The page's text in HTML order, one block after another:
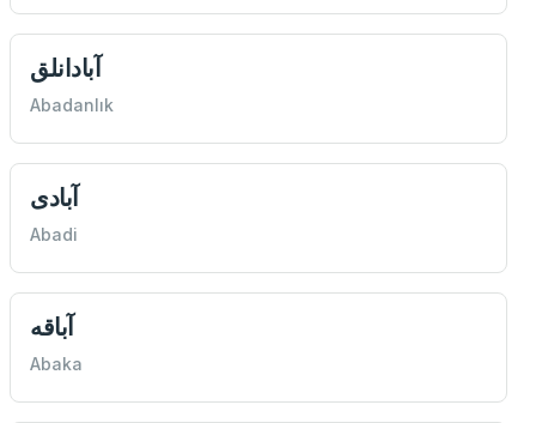
آبادانلق
Abadanlık
آبادى
Abadi
آباقه‌
Abaka